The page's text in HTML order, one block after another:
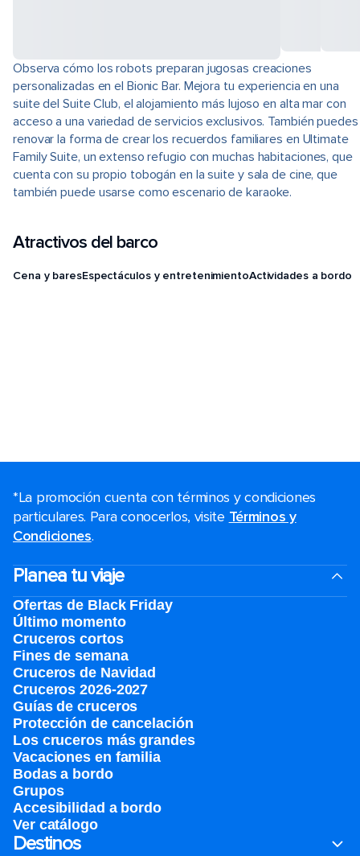
Observa cómo los robots preparan jugosas creaciones
personalizadas en el Bionic Bar. Mejora tu experiencia en una
suite del Suite Club, el alojamiento más lujoso en alta mar con
acceso a una variedad de servicios exclusivos. También puedes
renovar la forma de crear los recuerdos familiares en Ultimate
Family Suite, un extenso refugio con muchas habitaciones, que
cuenta con su propio tobogán en la suite y sala de cine, que
también puede usarse como escenario de karaoke.
Atractivos del barco
Cena y baresEspectáculos y entretenimientoActividades a bordo
*La promoción cuenta con términos y condiciones
particulares. Para conocerlos, visite Términos y
Condiciones.
Planea tu viaje
Ofertas de Black Friday
Último momento
Cruceros cortos
Fines de semana
Cruceros de Navidad
Cruceros 2026-2027
Guías de cruceros
Protección de cancelación
Los cruceros más grandes
Vacaciones en familia
Bodas a bordo
Grupos
Accesibilidad a bordo
Ver catálogo
Destinos